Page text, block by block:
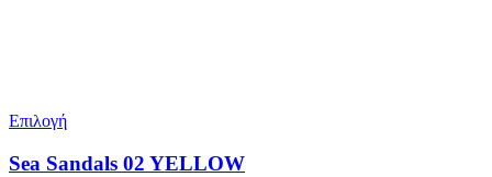
Επιλογή
Sea Sandals 02 YELLOW